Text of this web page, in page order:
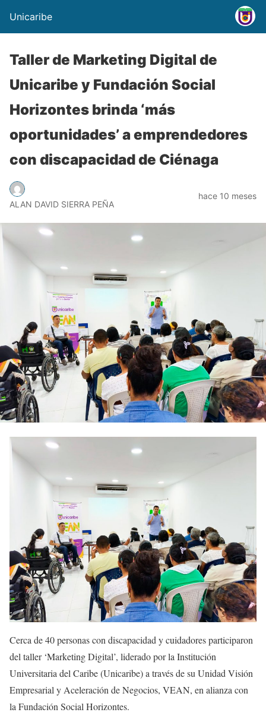
Unicaribe
Taller de Marketing Digital de
Unicaribe y Fundación Social
Horizontes brinda ‘más
oportunidades’ a emprendedores
con discapacidad de Ciénaga
ALAN DAVID SIERRA PEÑA
hace 10 meses
Cerca de 40 personas con discapacidad y cuidadores participaron
del taller ‘Marketing Digital’, liderado por la Institución
Universitaria del Caribe (Unicaribe) a través de su Unidad Visión
Empresarial y Aceleración de Negocios, VEAN, en alianza con
la Fundación Social Horizontes.